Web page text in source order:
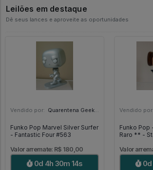
Leilões em destaque
Dê seus lances e aproveite as oportunidades
Vendido por: Quarentena Geek Store - SP
Funko Pop Marvel Silver Surfer
- Fantastic Four #563
Valor arremate: R$ 180,00
0d 4h 30m 12s
Vendido por:
Funko Pop
Valor